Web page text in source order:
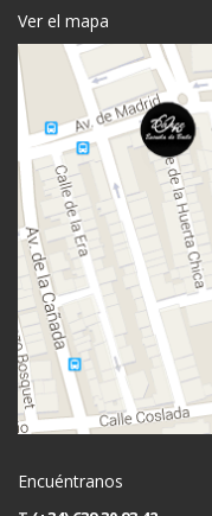
Ver el mapa
Encuéntranos